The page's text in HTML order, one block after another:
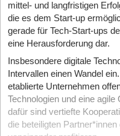
mittel- und langfristigen
die es dem Start-up
gerade für Tech-Start-ups
eine Herausforderung dar.
Insbesondere digitale
Intervallen einen Wandel
etablierte Unternehmen
Technologien und eine
dafür sind vertiefte
die beteiligten